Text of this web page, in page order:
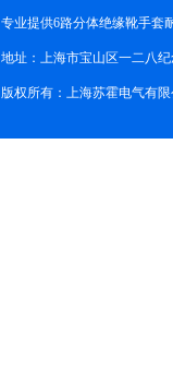
专业提供6路分体绝缘靴手套
地址：上海市宝山区一二八纪
版权所有：上海苏霍电气有